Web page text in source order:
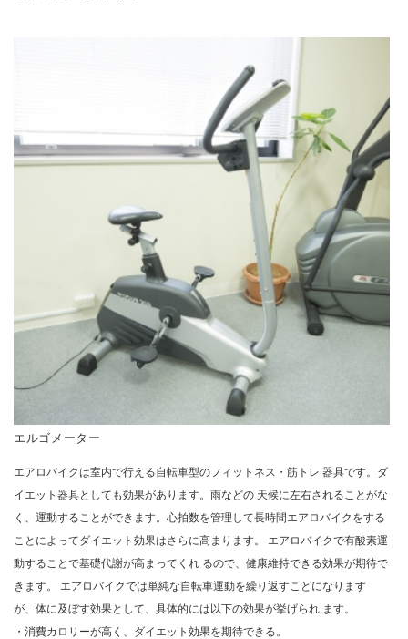
エルゴメーター
エアロバイクは室内で行える自転車型のフィットネス・筋トレ 器具です。ダ
イエット器具としても効果があります。雨などの 天候に左右されることがな
く、運動することができます。心拍数を管理して長時間エアロバイクをする
ことによってダイエット効果はさらに高まります。 エアロバイクで有酸素運
動することで基礎代謝が高まってくれ るので、健康維持できる効果が期待で
きます。 エアロバイクでは単純な自転車運動を繰り返すことになります
が、体に及ぼす効果として、具体的には以下の効果が挙げられ ます。
・消費カロリーが高く、ダイエット効果を期待できる。